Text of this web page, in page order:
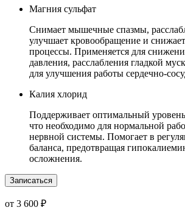
Магния сульфат
Снимает мышечные спазмы,
улучшает кровообращение и
процессы. Применяется для
давления, расслабления гладкой
для улучшения работы сердечно-
Калия хлорид
Поддерживает оптимальный
что необходимо для нормальной
нервной системы. Помогает в
баланса, предотвращая
осложнения.
Записаться
от 3 600 ₽